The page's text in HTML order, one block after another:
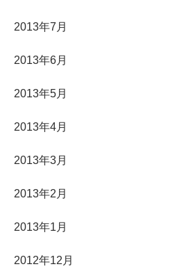
2013年7月
2013年6月
2013年5月
2013年4月
2013年3月
2013年2月
2013年1月
2012年12月